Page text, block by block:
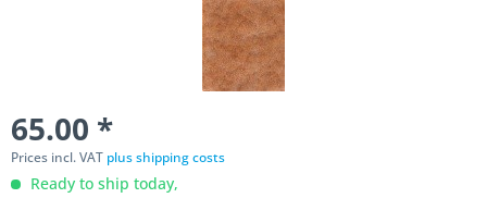
65.00 *
Prices incl. VAT plus shipping costs
Ready to ship today,